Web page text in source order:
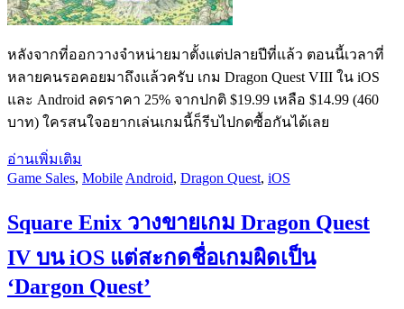
หลังจากที่ออกวางจำหน่ายมาตั้งแต่ปลายปีที่แล้ว ตอนนี้เวลาที่
หลายคนรอคอยมาถึงแล้วครับ เกม Dragon Quest VIII ใน iOS
และ Android ลดราคา 25% จากปกติ $19.99 เหลือ $14.99 (460
บาท) ใครสนใจอยากเล่นเกมนี้ก็รีบไปกดซื้อกันได้เลย
อ่านเพิ่มเติม
Game Sales, Mobile Android, Dragon Quest, iOS
Square Enix วางขายเกม Dragon Quest
IV บน iOS แต่สะกดชื่อเกมผิดเป็น
‘Dargon Quest’